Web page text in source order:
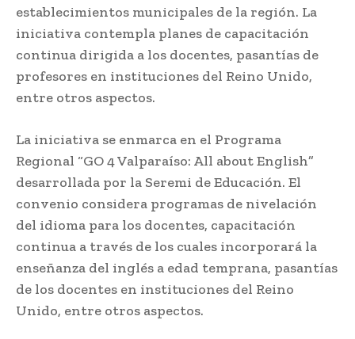
establecimientos municipales de la región. La
iniciativa contempla planes de capacitación
continua dirigida a los docentes, pasantías de
profesores en instituciones del Reino Unido,
entre otros aspectos.
La iniciativa se enmarca en el Programa
Regional “GO 4 Valparaíso: All about English”
desarrollada por la Seremi de Educación. El
convenio considera programas de nivelación
del idioma para los docentes, capacitación
continua a través de los cuales incorporará la
enseñanza del inglés a edad temprana, pasantías
de los docentes en instituciones del Reino
Unido, entre otros aspectos.